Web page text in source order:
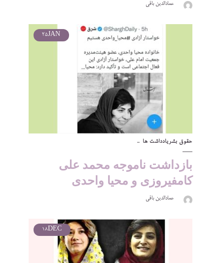
عمادالدین باقی
JAN
25
حقوق بشریادداشت ها
بازداشت ناموجه محمد علی
کامفیروزی و محیا واحدی
عمادالدین باقی
DEC
18